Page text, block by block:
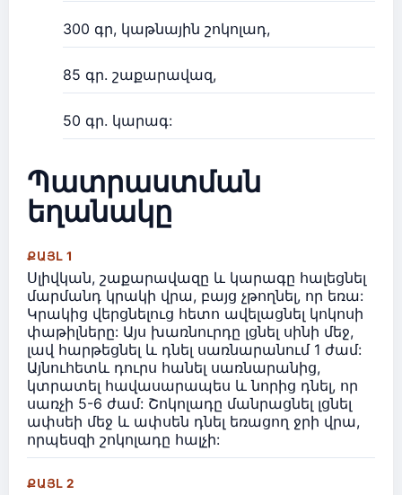
300 գր, կաթնային շոկոլադ,
85 գր. շաքարավազ,
50 գր. կարագ:
Պատրաստման
եղանակը
ՔԱՅԼ 1
Սլիվկան, շաքարավազը և կարագը հալեցնել
մարմանդ կրակի վրա, բայց չթողնել, որ եռա:
Կրակից վերցնելուց հետո ավելացնել կոկոսի
փաթիլները: Այս խառնուրդը լցնել սինի մեջ,
լավ հարթեցնել և դնել սառնարանում 1 ժամ:
Այնուհետև դուրս հանել սառնարանից,
կտրատել հավասարապես և նորից դնել, որ
սառչի 5-6 ժամ: Շոկոլադը մանրացնել լցնել
ափսեի մեջ և ափսեն դնել եռացող ջրի վրա,
որպեսզի շոկոլադը հալչի:
ՔԱՅԼ 2